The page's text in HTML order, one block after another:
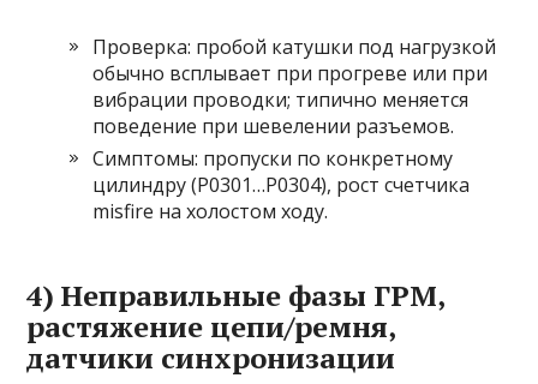
Проверка: пробой катушки под нагрузкой
обычно всплывает при прогреве или при
вибрации проводки; типично меняется
поведение при шевелении разъемов.
Симптомы: пропуски по конкретному
цилиндру (P0301…P0304), рост счетчика
misfire на холостом ходу.
4) Неправильные фазы ГРМ,
растяжение цепи/ремня,
датчики синхронизации